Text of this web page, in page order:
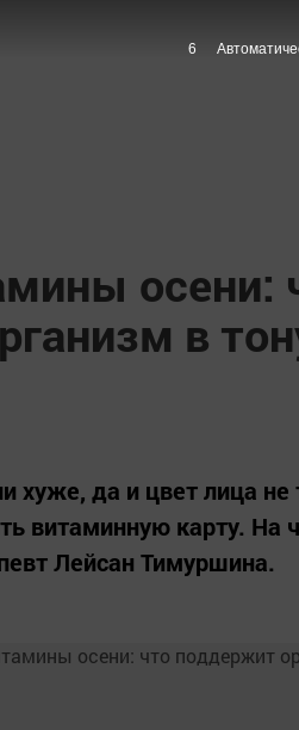
осени:
в
хуже, да и цвет лица
витаминную карту. На
Лейсан Тимуршина.
5